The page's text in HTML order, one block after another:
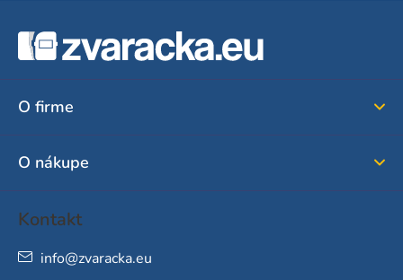
O firme
O nákupe
Kontakt
info@zvaracka.eu